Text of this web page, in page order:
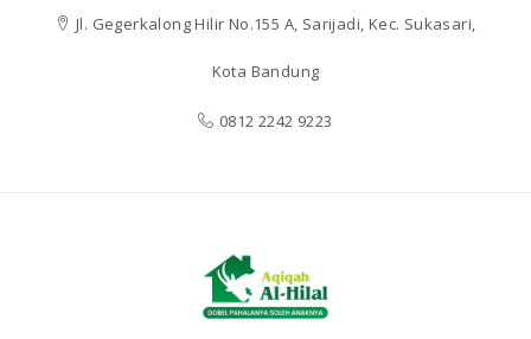
Jl. Gegerkalong Hilir No.155 A, Sarijadi, Kec. Sukasari,
Kota Bandung
0812 2242 9223